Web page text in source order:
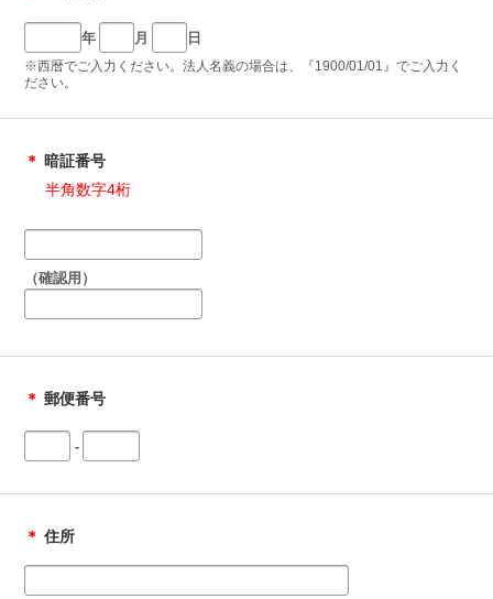
年 月 日
※西暦でご入力ください。法人名義の場合は、『1900/01/01』でご入力く
ださい。
＊ 暗証番号
半角数字4桁
（確認用）
＊ 郵便番号
-
＊ 住所